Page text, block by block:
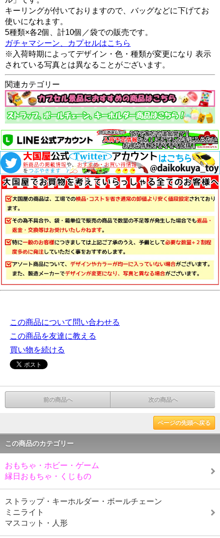
キーリングが付いておりますので、バッグなどに下げてお
使いになれます。
5種類×各2個、計10個／袋での販売です。
ガチャマシーン、カプセルはこちら
※入荷時期によってデザイン・色・種類が変更になり 表示
されている写真とは異なることがございます。
関連カテゴリー
この商品について問い合わせる
この商品を友達に教える
買い物を続ける
前の商品へ 次の商品へ
ページの先頭へ戻る
この商品のカテゴリー
おもちゃ・ホビー・ゲーム
縁日おもちゃ・くじもの
ストラップ・キーホルダー・ボールチェーン
ミニライト
マスコット・人形